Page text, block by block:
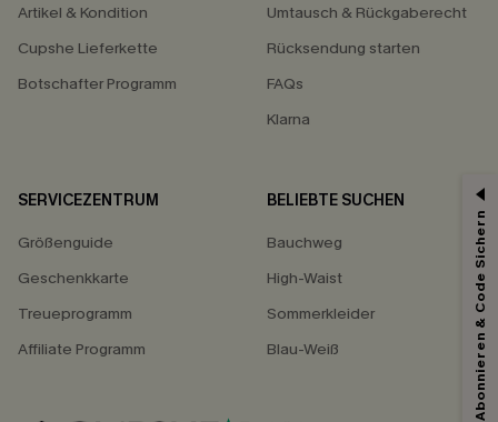
Artikel & Kondition
Cupshe Lieferkette
Botschafter Programm
Umtausch & Rückgaberecht
Rücksendung starten
FAQs
Klarna
SERVICEZENTRUM
Größenguide
Geschenkkarte
Treueprogramm
Affiliate Programm
BELIEBTE SUCHEN
Bauchweg
High-Waist
Sommerkleider
Blau-Weiß
Abonnieren & Code Sichern